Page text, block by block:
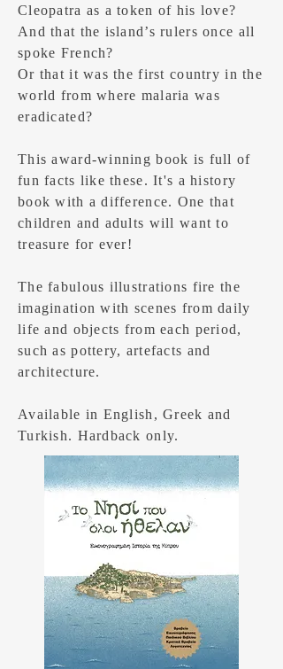
Cleopatra as a token of his love?
And that the island’s rulers once all
spoke French?
Or that it was the first country in the
world from where malaria was
eradicated?
This award-winning book is full of
fun facts like these. It's a history
book with a difference. One that
children and adults will want to
treasure for ever!
The fabulous illustrations fire the
imagination with scenes from daily
life and objects from each period,
such as pottery, artefacts and
architecture.
Available in English, Greek and
Turkish. Hardback only.